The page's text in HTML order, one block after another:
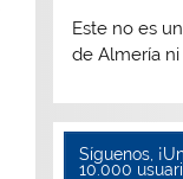
Este no es
de Almería
Síguenos,
10.000